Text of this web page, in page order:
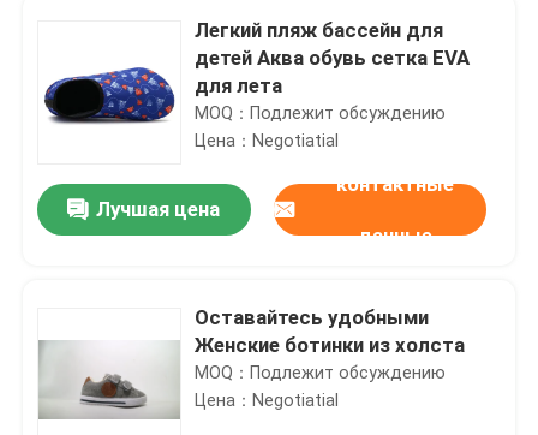
Легкий пляж бассейн для
детей Аква обувь сетка EVA
для лета
MOQ：Подлежит обсуждению
Цена：Negotiatial
Лучшая цена
контактные
данные
Оставайтесь удобными
Женские ботинки из холста
MOQ：Подлежит обсуждению
Цена：Negotiatial